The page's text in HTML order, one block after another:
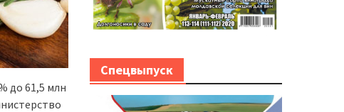
до 61,5 млн
Спецвыпуск